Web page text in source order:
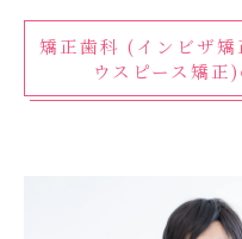
矯正歯科 (インビザ
ウスピース矯正